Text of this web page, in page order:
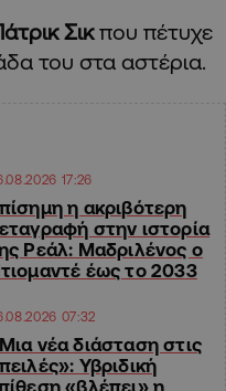
Σικπου πέτυχε
του στα αστέρια.
17:26
η ακριβότερη
στην ιστορία
Ρεάλ: Μαδριλένος ο
έως το 2033
07:32
νέα διάσταση στις
Υβριδική
«βλέπει» η